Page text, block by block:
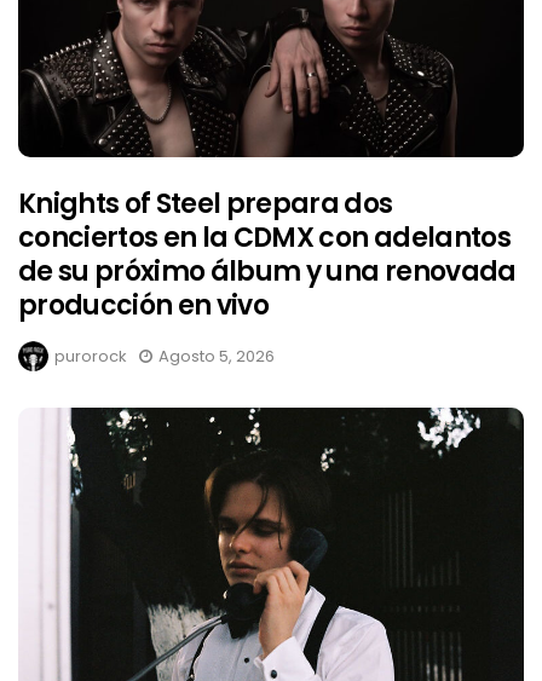
Knights of Steel prepara dos
conciertos en la CDMX con adelantos
de su próximo álbum y una renovada
producción en vivo
purorock Agosto 5, 2026